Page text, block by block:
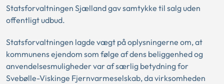
Statsforvaltningen Sjælland gav samtykke til salg uden
offentligt udbud.
Statsforvaltningen lagde vægt på oplysningerne om, at
kommunens ejendom som følge af dens beliggenhed og
anvendelsesmuligheder var af særlig betydning for
Svebølle-Viskinge Fjernvarmeselskab, da virksomheden